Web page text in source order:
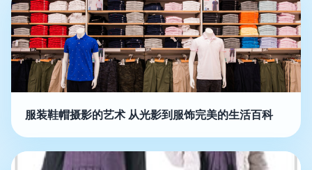
服装鞋帽摄影的艺术 从光影到服饰完美的生活百科